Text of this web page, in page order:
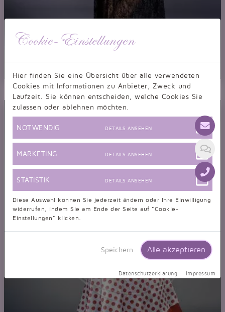
Abendkleid TW0032A
Abendkleid Spitze schwarz transparent durchsichtig sexy trägerlos
Cookie-Einstellungen
Hier finden Sie eine Übersicht über alle verwendeten
Cookies mit Informationen zu Anbieter, Zweck und
Laufzeit. Sie können entscheiden, welche Cookies Sie
zulassen oder ablehnen möchten.
NOTWENDIG DETAILS ANSEHEN
MARKETING DETAILS ANSEHEN
STATISTIK DETAILS ANSEHEN
Diese Auswahl können Sie jederzeit ändern oder Ihre Einwilligung
widerrufen, indem Sie am Ende der Seite auf "Cookie-
Einstellungen" klicken.
Speichern Alle akzeptieren
Datenschutzerklärung Impressum